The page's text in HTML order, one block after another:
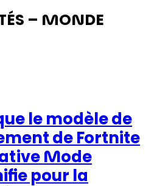
– MONDE
le modèle de
de Fortnite
Mode
pour la